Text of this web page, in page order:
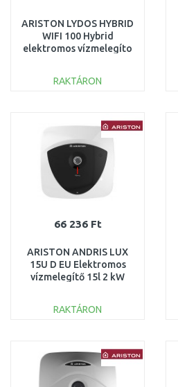
ARISTON LYDOS HYBRID
WIFI 100 Hybrid
elektromos vízmelegíto
RAKTÁRON
Összehasonlítás
66 236 Ft
ARISTON ANDRIS LUX
15U D EU Elektromos
vízmelegítő 15l 2 kW
RAKTÁRON
Összehasonlítás